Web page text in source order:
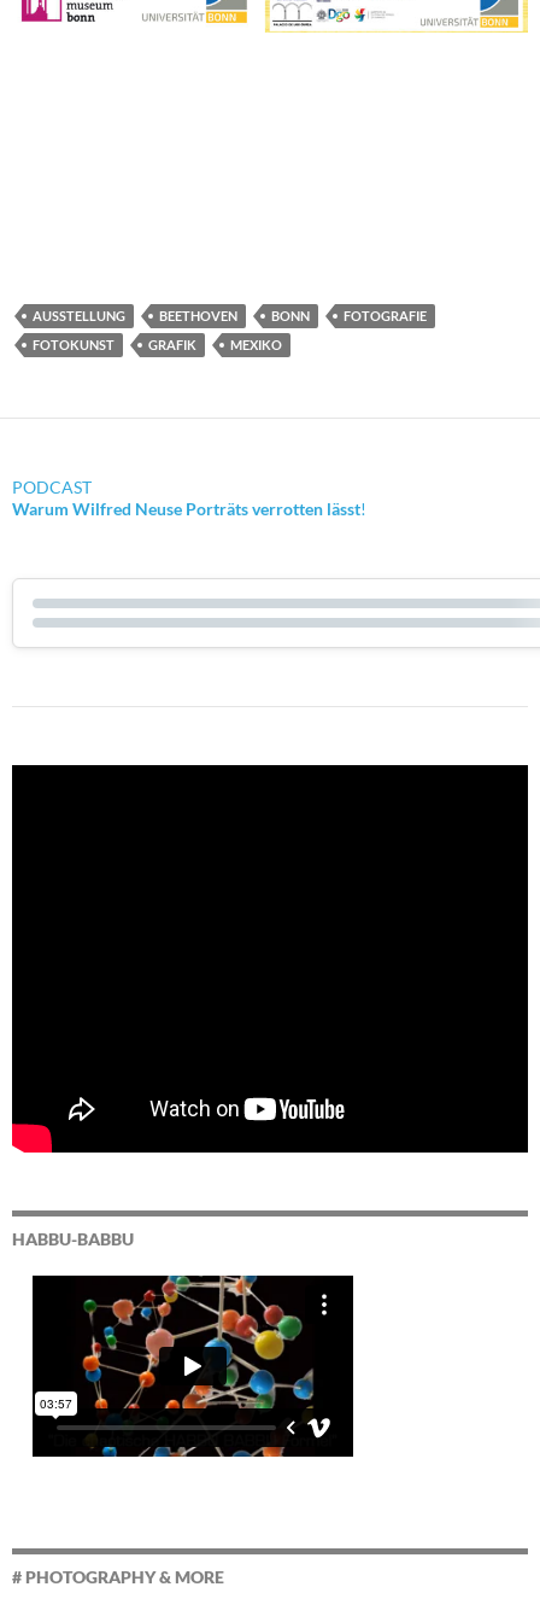
AUSSTELLUNG BEETHOVEN BONN
FOTOGRAFIE
FOTOKUNST
GRAFIK MEXIKO
PODCAST
Warum Wilfred Neuse Porträts verrotten lässt!
HABBU-BABBU
# PHOTOGRAPHY & MORE